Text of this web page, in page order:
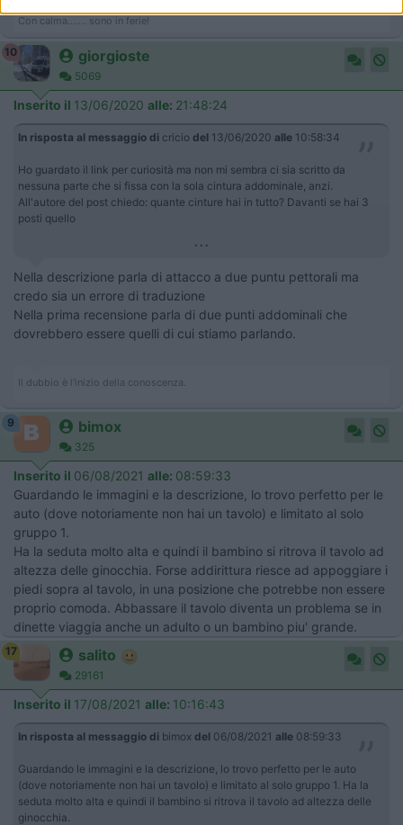
Con calma....... sono in ferie!
10 giorgioste
5069
Inserito il 13/06/2020 alle: 21:48:24
In risposta al messaggio di cricio del 13/06/2020 alle 10:58:34
Ho guardato il link per curiosità ma non mi sembra ci sia scritto da
nessuna parte che si fissa con la sola cintura addominale, anzi.
All'autore del post chiedo: quante cinture hai in tutto? Davanti se hai 3
posti quello
...
Nella descrizione parla di attacco a due puntu pettorali ma
credo sia un errore di traduzione
Nella prima recensione parla di due punti addominali che
dovrebbero essere quelli di cui stiamo parlando.
Il dubbio è l'inizio della conoscenza.
9 bimox
325
Inserito il 06/08/2021 alle: 08:59:33
Guardando le immagini e la descrizione, lo trovo perfetto per le
auto (dove notoriamente non hai un tavolo) e limitato al solo
gruppo 1.
Ha la seduta molto alta e quindi il bambino si ritrova il tavolo ad
altezza delle ginocchia. Forse addirittura riesce ad appoggiare i
piedi sopra al tavolo, in una posizione che potrebbe non essere
proprio comoda. Abbassare il tavolo diventa un problema se in
dinette viaggia anche un adulto o un bambino piu' grande.
17 salito
29161
Inserito il 17/08/2021 alle: 10:16:43
In risposta al messaggio di bimox del 06/08/2021 alle 08:59:33
Guardando le immagini e la descrizione, lo trovo perfetto per le auto
(dove notoriamente non hai un tavolo) e limitato al solo gruppo 1. Ha la
seduta molto alta e quindi il bambino si ritrova il tavolo ad altezza delle
ginocchia.